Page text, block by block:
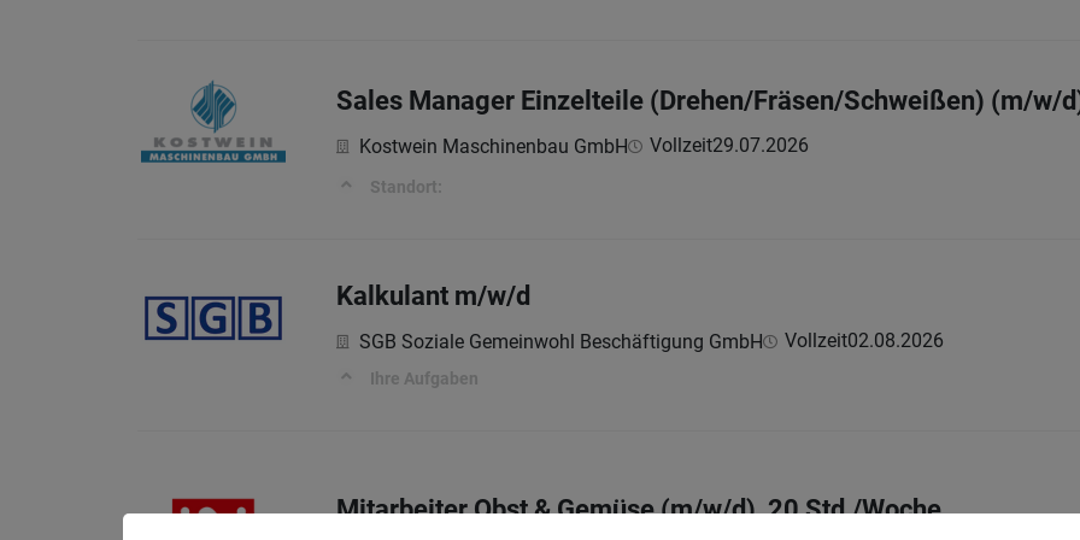
Sales Manager Einzelteile (Drehen/Fräsen/Schweißen) (m/w/
Kostwein Maschinenbau GmbH Vollzeit29.07.2026
Standort:
Kalkulant m/w/d
SGB Soziale Gemeinwohl Beschäftigung GmbH Vollzeit02.08.2026
Ihre Aufgaben
Mitarbeiter Obst & Gemüse (m/w/d), 20 Std./Woche